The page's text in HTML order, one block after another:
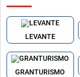
LEVANTE
GRANTURISMO